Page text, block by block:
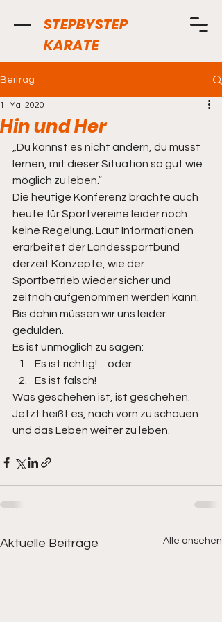
STEPBYSTEP
KARATE
Beitrag
Hin und Her
1. Mai 2020
„Du kannst es nicht ändern, du musst
lernen, mit dieser Situation so gut wie
möglich zu leben.“
Die heutige Konferenz brachte auch
heute für Sportvereine leider noch
keine Regelung. Laut Informationen
erarbeitet der Landessportbund
derzeit Konzepte, wie der
Sportbetrieb wieder sicher und
zeitnah aufgenommen werden kann.
Bis dahin müssen wir uns leider
gedulden.
Es ist unmöglich zu sagen:
Es ist richtig!     oder
Es ist falsch!
Was geschehen ist, ist geschehen.
Jetzt heißt es, nach vorn zu schauen
und das Leben weiter zu leben.
Aktuelle Beiträge Alle ansehen